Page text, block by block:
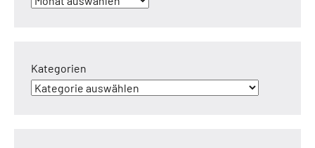
Kategorien